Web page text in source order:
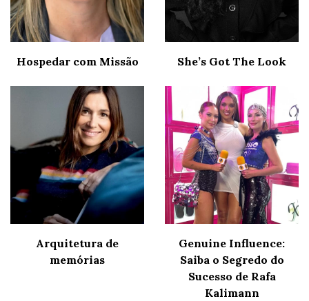
Hospedar com Missão She’s Got The Look
Arquitetura de
memórias
Genuine Influence:
Saiba o Segredo do
Sucesso de Rafa
Kalimann